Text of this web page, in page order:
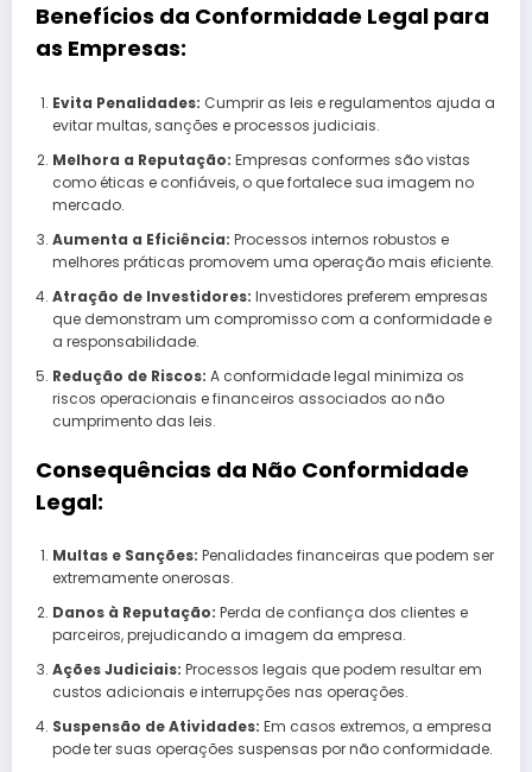
Benefícios da Conformidade Legal para
as Empresas:
Evita Penalidades: Cumprir as leis e regulamentos ajuda a
evitar multas, sanções e processos judiciais.
Melhora a Reputação: Empresas conformes são vistas
como éticas e confiáveis, o que fortalece sua imagem no
mercado.
Aumenta a Eficiência: Processos internos robustos e
melhores práticas promovem uma operação mais eficiente.
Atração de Investidores: Investidores preferem empresas
que demonstram um compromisso com a conformidade e
a responsabilidade.
Redução de Riscos: A conformidade legal minimiza os
riscos operacionais e financeiros associados ao não
cumprimento das leis.
Consequências da Não Conformidade
Legal:
Multas e Sanções: Penalidades financeiras que podem ser
extremamente onerosas.
Danos à Reputação: Perda de confiança dos clientes e
parceiros, prejudicando a imagem da empresa.
Ações Judiciais: Processos legais que podem resultar em
custos adicionais e interrupções nas operações.
Suspensão de Atividades: Em casos extremos, a empresa
pode ter suas operações suspensas por não conformidade.